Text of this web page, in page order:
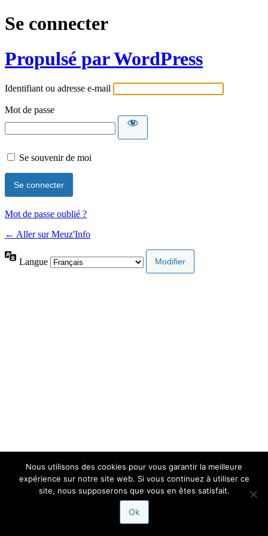
Se connecter
Propulsé par WordPress
Identifiant ou adresse e-mail
Mot de passe
Se souvenir de moi
Mot de passe oublié ?
← Aller sur Meuz'Info
Langue
Nous utilisons des cookies pour vous garantir la meilleure
expérience sur notre site web. Si vous continuez à utiliser ce
site, nous supposerons que vous en êtes satisfait.
Ok